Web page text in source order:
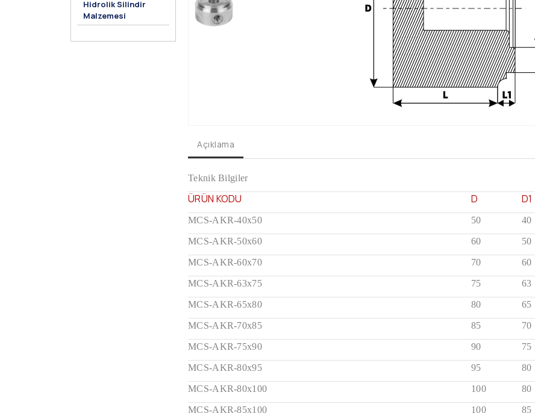
Hidrolik Silindir
Malzemesi
Açıklama
Teknik Bilgiler
ÜRÜN KODU D D1
MCS-AKR-40x50 50 40
MCS-AKR-50x60 60 50
MCS-AKR-60x70 70 60
MCS-AKR-63x75 75 63
MCS-AKR-65x80 80 65
MCS-AKR-70x85 85 70
MCS-AKR-75x90 90 75
MCS-AKR-80x95 95 80
MCS-AKR-80x100 100 80
MCS-AKR-85x100 100 85